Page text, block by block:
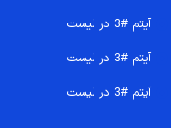
آیتم #3 در لیست
آیتم #3 در لیست
آیتم #3 در لیست